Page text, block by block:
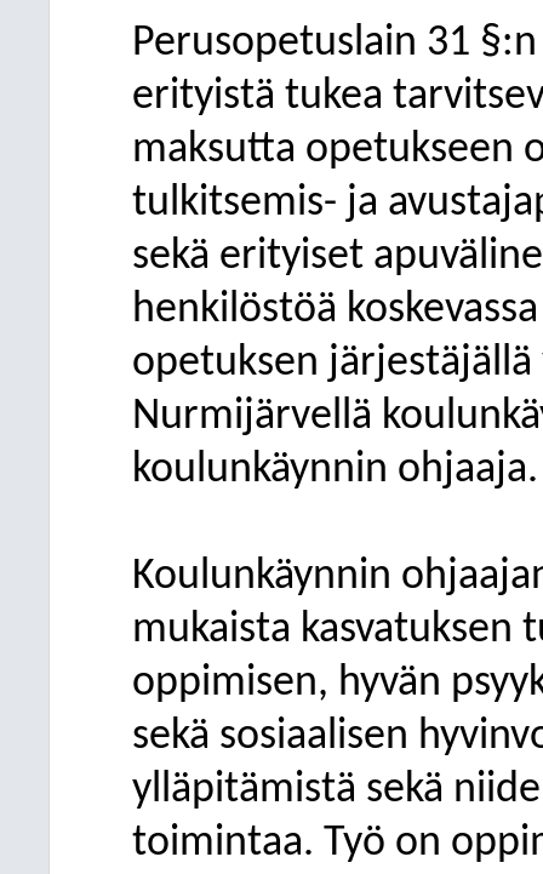
Perusopetuslain 31
erityistä tukea
maksutta opetukseen
tulkitsemis- ja
sekä erityiset
henkilöstöä
opetuksen
Nurmijärvellä
koulunkäynnin ohjaaja.
Koulunkäynnin
mukaista kasvatuksen
oppimisen, hyvän
sekä sosiaalisen
ylläpitämistä sekä
toimintaa. Työ on